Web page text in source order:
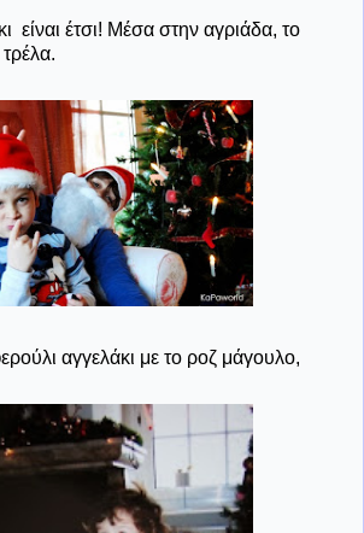
είναι έτσι! Μέσα στην αγριάδα, το
αγγελάκι με το ροζ μάγουλο,